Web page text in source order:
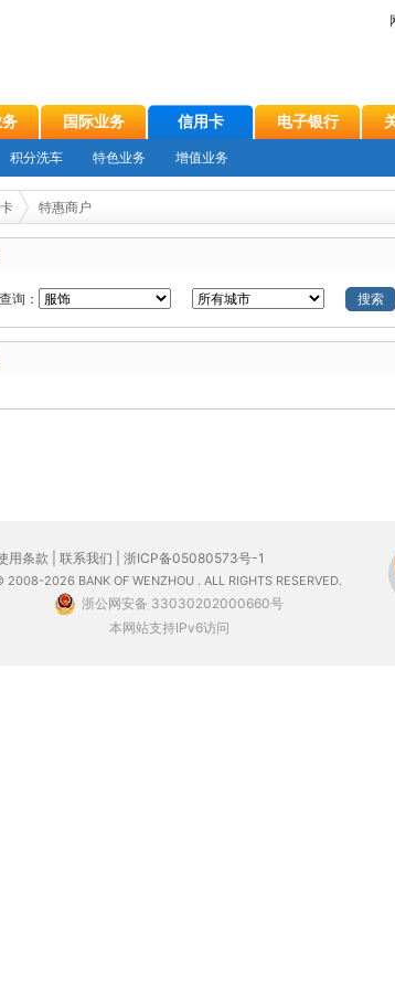
国际业务 信用卡 电子银行
积分洗车 特色业务 增值业务
特惠商户
询： 搜索
用条款 联系我们 浙ICP备05080573号-1
2026 BANK OF WENZHOU . ALL RIGHTS RESERVED.
浙公网安备 33030202000660号
本网站支持IPv6访问